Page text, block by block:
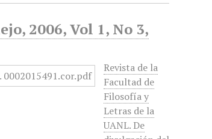
2006, Vol 1, No 3,
Revista de la
Facultad de
Filosofía y
Letras de la
UANL. De